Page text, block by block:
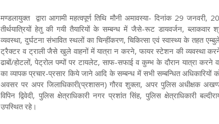
मण्डलायुक्त द्वारा आगामी महत्वपूर्ण तिथि मौनी अमावस्या- दिनांक 29
तीर्थयात्रियों हेतु की गयी तैयारियों के सम्बन्ध में जैसे-रूट डायवर्जन, ब्लाकवार
व्यवस्था, दुर्घटना संभावित स्थलों का चिन्हींकरण, चिकित्सा एवं स्वास्थ्य के तहत
ट्रैक्टर व ट्राली जैसे खुले वाहनों में यात्रा न करने, फायर स्टेशन की व्यवस्था
ढाबों/होटलों, पेट्रोल पम्पों पर टायलेट, साफ-सफाई व कुम्भ के दौरान यात्रा करने
का व्यापक प्रचार-प्रसार किये जाने आदि के सम्बन्ध में सभी सम्बन्धित अधिकारियों
अवसर पर अपर जिलाधिकारी(प्रशासन) गौरव शुक्ला, अपर पुलिस अधीक्षक
विपिन द्विवेदी, पुलिस क्षेत्राधिकारी नगर प्रशांत सिंह, पुलिस क्षेत्राधिकारी
उपस्थित रहे।